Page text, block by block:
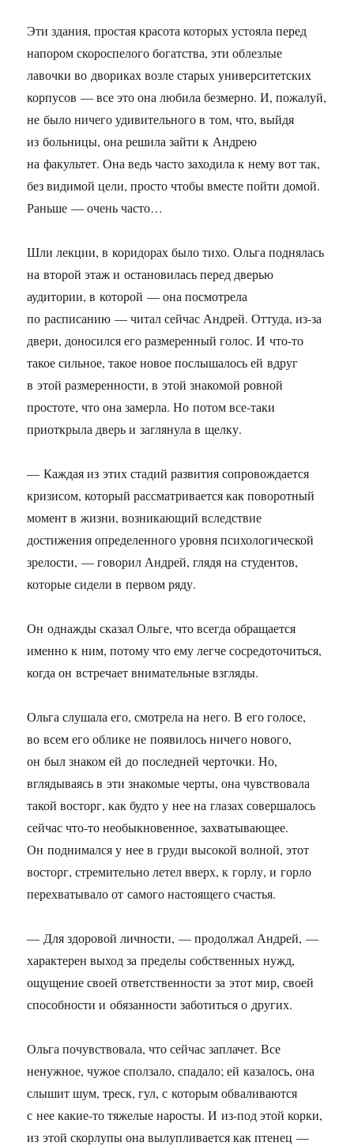
Эти здания, простая красота которых устояла перед
напором скороспелого богатства, эти облезлые
лавочки во двориках возле старых университетских
корпусов — все это она любила безмерно. И, пожалуй,
не было ничего удивительного в том, что, выйдя
из больницы, она решила зайти к Андрею
на факультет. Она ведь часто заходила к нему вот так,
без видимой цели, просто чтобы вместе пойти домой.
Раньше — очень часто…
Шли лекции, в коридорах было тихо. Ольга поднялась
на второй этаж и остановилась перед дверью
аудитории, в которой — она посмотрела
по расписанию — читал сейчас Андрей. Оттуда, из-за
двери, доносился его размеренный голос. И что-то
такое сильное, такое новое послышалось ей вдруг
в этой размеренности, в этой знакомой ровной
простоте, что она замерла. Но потом все-таки
приоткрыла дверь и заглянула в щелку.
— Каждая из этих стадий развития сопровождается
кризисом, который рассматривается как поворотный
момент в жизни, возникающий вследствие
достижения определенного уровня психологической
зрелости, — говорил Андрей, глядя на студентов,
которые сидели в первом ряду.
Он однажды сказал Ольге, что всегда обращается
именно к ним, потому что ему легче сосредоточиться,
когда он встречает внимательные взгляды.
Ольга слушала его, смотрела на него. В его голосе,
во всем его облике не появилось ничего нового,
он был знаком ей до последней черточки. Но,
вглядываясь в эти знакомые черты, она чувствовала
такой восторг, как будто у нее на глазах совершалось
сейчас что-то необыкновенное, захватывающее.
Он поднимался у нее в груди высокой волной, этот
восторг, стремительно летел вверх, к горлу, и горло
перехватывало от самого настоящего счастья.
— Для здоровой личности, — продолжал Андрей, —
характерен выход за пределы собственных нужд,
ощущение своей ответственности за этот мир, своей
способности и обязанности заботиться о других.
Ольга почувствовала, что сейчас заплачет. Все
ненужное, чужое сползало, спадало; ей казалось, она
слышит шум, треск, гул, с которым обваливаются
с нее какие-то тяжелые наросты. И из-под этой корки,
из этой скорлупы она вылупливается как птенец —